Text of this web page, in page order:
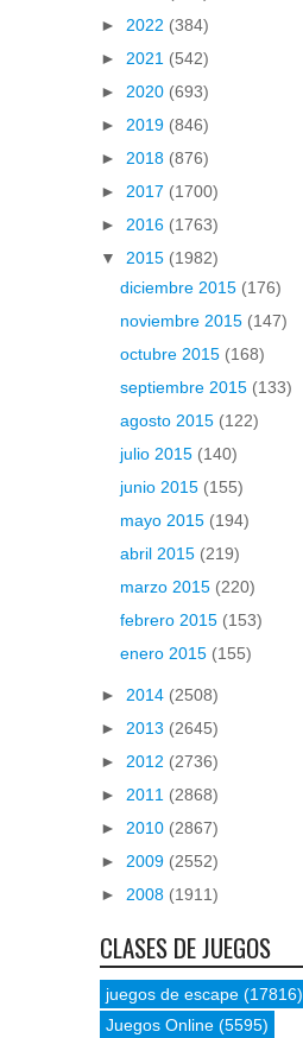
► 2022 (384)
► 2021 (542)
► 2020 (693)
► 2019 (846)
► 2018 (876)
► 2017 (1700)
► 2016 (1763)
▼ 2015 (1982)
diciembre 2015 (176)
noviembre 2015 (147)
octubre 2015 (168)
septiembre 2015 (133)
agosto 2015 (122)
julio 2015 (140)
junio 2015 (155)
mayo 2015 (194)
abril 2015 (219)
marzo 2015 (220)
febrero 2015 (153)
enero 2015 (155)
► 2014 (2508)
► 2013 (2645)
► 2012 (2736)
► 2011 (2868)
► 2010 (2867)
► 2009 (2552)
► 2008 (1911)
CLASES DE JUEGOS
juegos de escape (17816)
Juegos Online (5595)